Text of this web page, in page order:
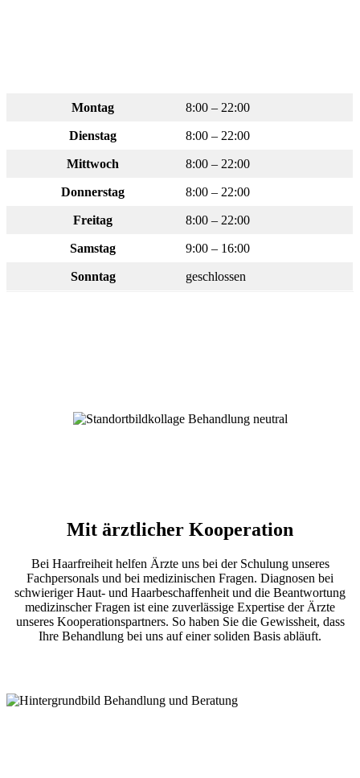
Montag 8:00 – 22:00
Dienstag 8:00 – 22:00
Mittwoch 8:00 – 22:00
Donnerstag 8:00 – 22:00
Freitag 8:00 – 22:00
Samstag 9:00 – 16:00
Sonntag geschlossen
Mit ärztlicher Kooperation
Bei Haarfreiheit helfen Ärzte uns bei der Schulung unseres
Fachpersonals und bei medizinischen Fragen. Diagnosen bei
schwieriger Haut- und Haarbeschaffenheit und die Beantwortung
medizinscher Fragen ist eine zuverlässige Expertise der Ärzte
unseres Kooperationspartners. So haben Sie die Gewissheit, dass
Ihre Behandlung bei uns auf einer soliden Basis abläuft.